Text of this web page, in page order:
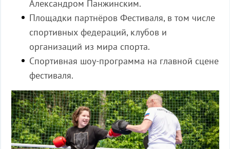
Александром Панжинским.
Площадки партнёров Фестиваля, в том числе
спортивных федераций, клубов и
организаций из мира спорта.
Спортивная шоу-программа на главной сцене
фестиваля.